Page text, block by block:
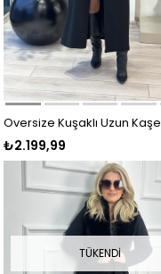
Oversize Kuşaklı Uzun Kaşe
Kaban SİYAH
₺2.199,99
TÜKENDI